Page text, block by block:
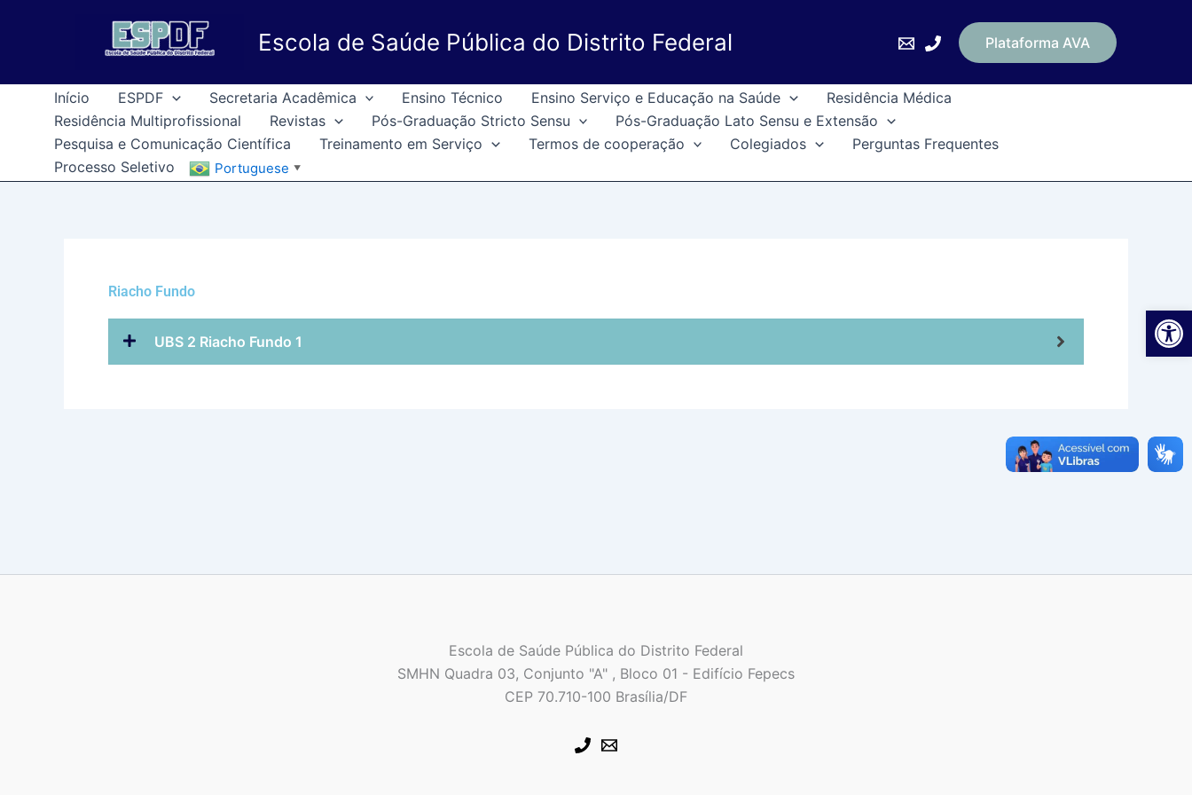
conteúdo
Escola de Saúde Pública do Distrito Federal Plataforma AVA
Início ESPDF Secretaria Acadêmica Ensino Técnico Ensino Serviço e Educação na Saúde
Residência Médica
Residência Multiprofissional
Revistas Pós-Graduação Stricto Sensu
Pós-Graduação Lato Sensu e Extensão
Pesquisa e Comunicação Científica
Treinamento em Serviço Termos de cooperação Colegiados
Perguntas Frequentes
Processo Seletivo
Portuguese ▼
Riacho Fundo
UBS 2 Riacho Fundo 1
Escola de Saúde Pública do Distrito Federal
SMHN Quadra 03, Conjunto "A" , Bloco 01 - Edifício Fepecs
CEP 70.710-100 Brasília/DF